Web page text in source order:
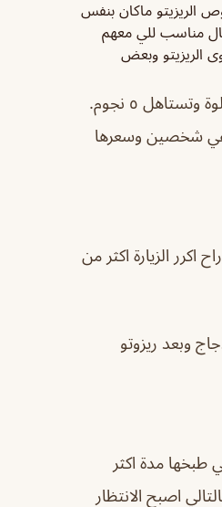
الريزيتو ماكان بنفس
مناسب للي معهم
الريزيتو وبعض
صراحه مدري عن باقي اطباقهم لكن المكرونة الحمراء بالطريقة السعودية جاامدة وحلوة وتستاهل ٥ نجوم.
شخصين وسعرها
الزيارة اكثر من
وبعد ريزوتو
طبخها مدة اكثر
اصبح الانتظار